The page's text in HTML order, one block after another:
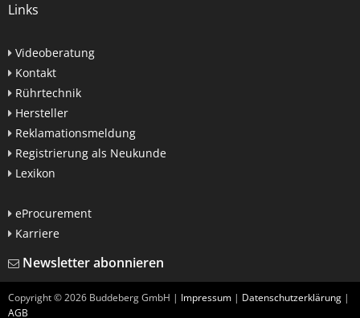
Links
Videoberatung
Kontakt
Rührtechnik
Hersteller
Reklamationsmeldung
Registrierung als Neukunde
Lexikon
eProcurement
Karriere
Newsletter abonnieren
Copyright ©2026 Buddeberg GmbH | Impressum | Datenschutzerklärung |
AGB